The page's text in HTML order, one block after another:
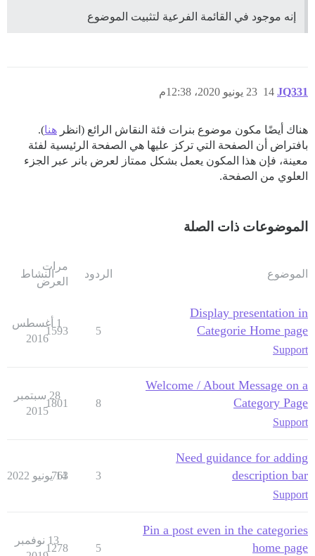
إنه موجود في القائمة الفرعية لتثبيت الموضوع
JQ331 23 يونيو 2020، 12:38م 14
هناك أيضًا مكون موضوع بنرات فئة النقاش الرائع (انظر هنا).
بافتراض أن الصفحة التي تركز عليها هي الصفحة الرئيسية لفئة
معينة، فإن هذا المكون يعمل بشكل ممتاز لعرض بانر عبر الجزء
العلوي من الصفحة.
الموضوعات ذات الصلة
الموضوع الردود
مرات
العرض
النشاط
Display presentation in
Categorie Home page
Support
5
1593
1 أغسطس
2016
Welcome / About Message on a
Category Page
Support
8
1801
28 سبتمبر
2015
Need guidance for adding
description bar
Support
3
763
14 يونيو 2022
Pin a post even in the categories
home page
5
1278
13 نوفمبر